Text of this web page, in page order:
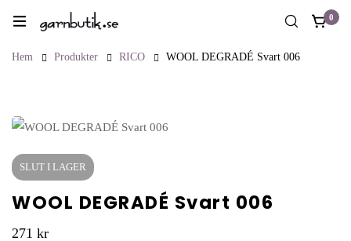
0
Hem Produkter RICO WOOL DEGRADÉ Svart 006
SLUT I LAGER
WOOL DEGRADÉ Svart 006
271 kr